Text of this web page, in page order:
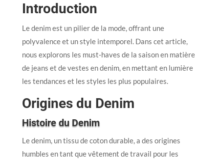
Introduction
Le denim est un pilier de la mode, offrant une
polyvalence et un style intemporel. Dans cet article,
nous explorons les must-haves de la saison en matière
de jeans et de vestes en denim, en mettant en lumière
les tendances et les styles les plus populaires.
Origines du Denim
Histoire du Denim
Le denim, un tissu de coton durable, a des origines
humbles en tant que vêtement de travail pour les